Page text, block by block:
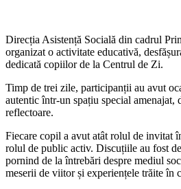
Direcția Asistență Socială din cadrul
organizat o activitate educativă,
dedicată copiilor de la Centrul de Zi.
Timp de trei zile, participanții au avut
autentic într-un spațiu special amenajat,
reflectoare.
Fiecare copil a avut atât rolul de invitat
rolul de public activ. Discuțiile au fost
pornind de la întrebări despre mediul
meserii de viitor și experiențele trăite în